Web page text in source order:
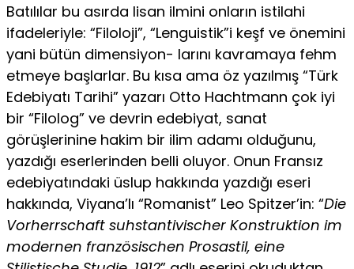
Batılılar bu asırda lisan ilmini onların istilahi
ifadeleriyle: “Filoloji”, “Lenguistik”i keşf ve önemini
yani bütün dimensiyon- larını kavramaya fehm
etmeye başlarlar. Bu kısa ama öz yazıl­mış “Türk
Edebiyatı Tarihi” yazarı Otto Hachtmann çok iyi
bir “Filolog” ve devrin edebiyat, sanat
görüşlerinine hakim bir ilim adamı olduğunu,
yazdığı eserlerinden belli oluyor. Onun Fransız
edebiyatındaki üslup hakkında yazdığı eseri
hakkında, Viyana’lı “Romanist” Leo Spitzer’in: “Die
Vorherrschaft suhstantivischer Konstruktion im
modernen französischen Prosastil, eine